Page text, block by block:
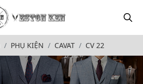
PHỤ KIỆN CAVAT CV 22